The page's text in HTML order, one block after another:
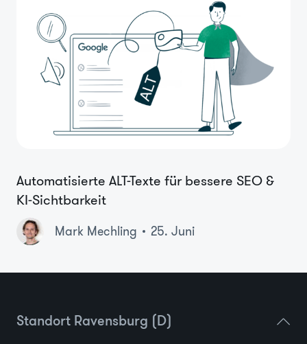
Automatisierte ALT-Texte für bessere SEO &
KI-Sichtbarkeit
Mark Mechling 25. Juni
Standort Ravensburg (D)